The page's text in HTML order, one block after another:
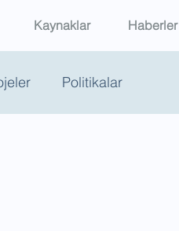
Kaynaklar Haberler
Politikalar